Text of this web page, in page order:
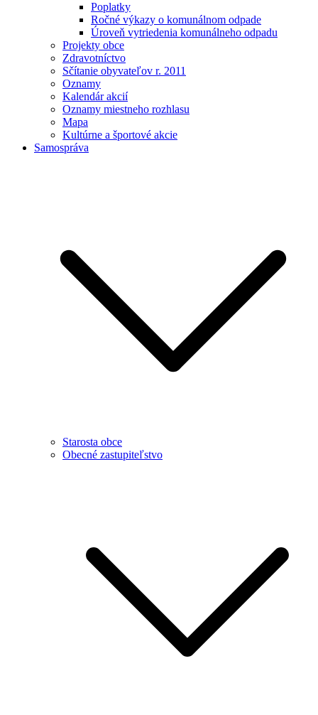
Poplatky
Ročné výkazy o komunálnom odpade
Úroveň vytriedenia komunálneho odpadu
Projekty obce
Zdravotníctvo
Sčítanie obyvateľov r. 2011
Oznamy
Kalendár akcií
Oznamy miestneho rozhlasu
Mapa
Kultúrne a športové akcie
Samospráva
Starosta obce
Obecné zastupiteľstvo